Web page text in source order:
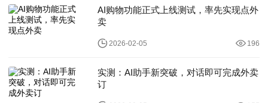
AI购物功能正式上线测试，率先实现点外
卖
2026-02-05 196
实测：AI助手新突破，对话即可完成外卖
订